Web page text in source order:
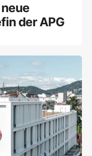
der APG